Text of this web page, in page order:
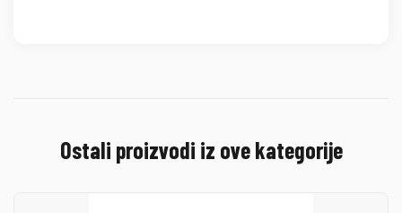
Ostali proizvodi iz ove kategorije